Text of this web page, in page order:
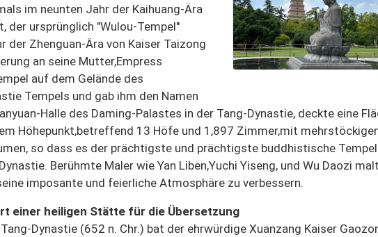
im neunten Jahr der Kaihuang-Ära
der ursprünglich "Wulou-Tempel"
Zhenguan-Ära von Kaiser Taizong
an seine Mutter,Empress
auf dem Gelände des
Tempels und gab ihm den Namen
Halle des Daming-Palastes in der Tang-Dynastie, deckte eine
Höhepunkt,betreffend 13 Höfe und 1,897 Zimmer,mit
so dass es der prächtigste und prächtigste buddhistische
Berühmte Maler wie Yan Liben,Yuchi Yiseng, und Wu Daozi
imposante und feierliche Atmosphäre zu verbessern.
einer heiligen Stätte für die Übersetzung
Dynastie (652 n. Chr.) bat der ehrwürdige Xuanzang Kaiser